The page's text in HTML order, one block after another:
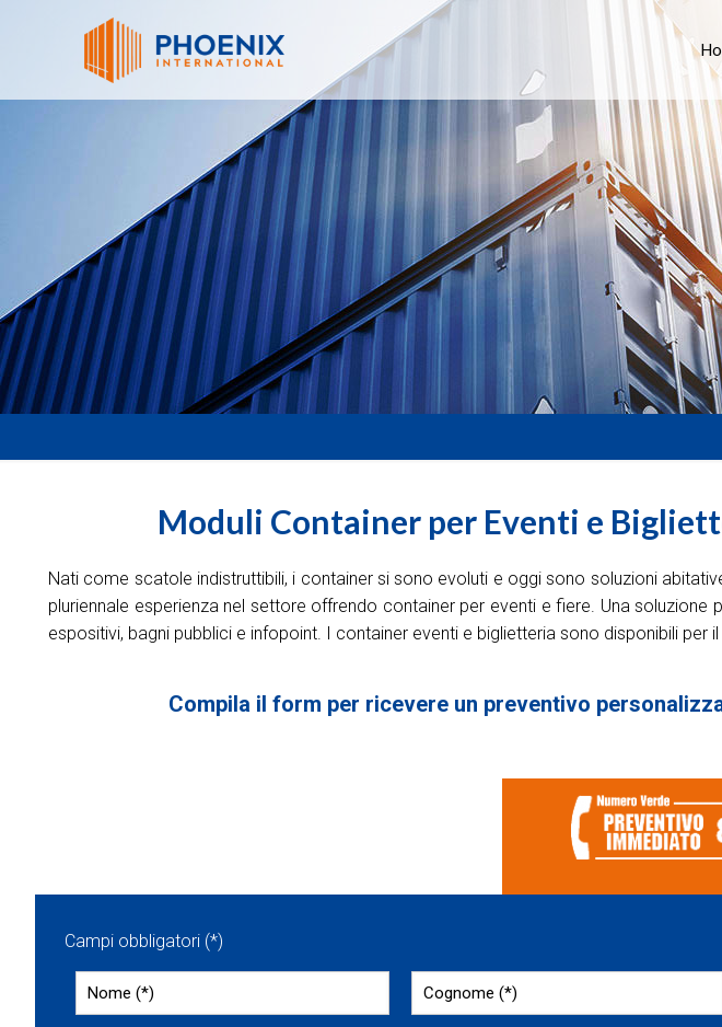
Moduli Container per Eventi e
Nati come scatole indistruttibili, i container si sono evoluti e oggi sono soluzioni
pluriennale esperienza nel settore offrendo container per eventi e fiere. Una
espositivi, bagni pubblici e infopoint. I container eventi e biglietteria sono disponibili per
Compila il form per ricevere un preventivo
Campi obbligatori (*)